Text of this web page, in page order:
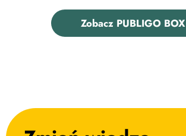
Zobacz PUBLIGO BOX